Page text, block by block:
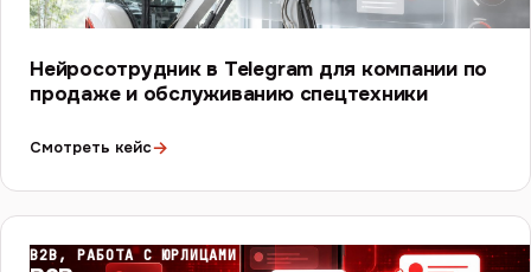
Нейросотрудник в Telegram для компании по
продаже и обслуживанию спецтехники
Смотреть кейс→
B2B, РАБОТА С ЮРЛИЦАМИ